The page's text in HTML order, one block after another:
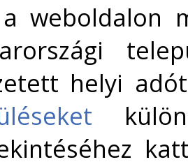
a weboldalon
helyi